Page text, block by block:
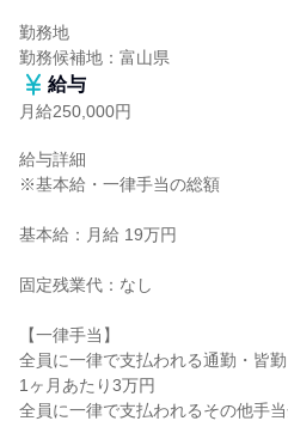
勤務地
勤務候補地：富山県
給与
月給250,000円
給与詳細
※基本給・一律手当の総額
基本給：月給 19万円
固定残業代：なし
【一律手当】
全員に一律で支払われる通勤・皆
1ヶ月あたり3万円
全員に一律で支払われるその他手